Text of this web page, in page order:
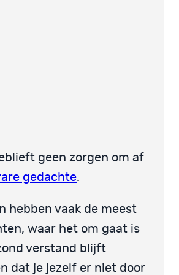
geen zorgen om af
gedachte.
hebben vaak de meest
waar het om gaat is
verstand blijft
dat je jezelf er niet door